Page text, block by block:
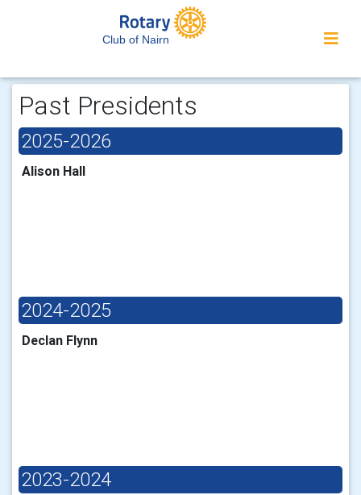
Club of Nairn
Past Presidents
2025-2026
Alison Hall
2024-2025
Declan Flynn
2023-2024